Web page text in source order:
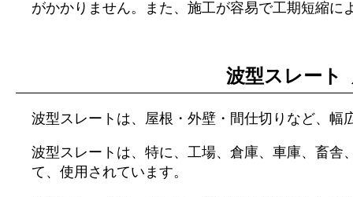
がかかりません。また、施工が容易で工期短縮に
波型スレート
波型スレートは、屋根・外壁・間仕切りなど、幅
波型スレートは、特に、工場、倉庫、車庫、畜舎
て、使用されています。